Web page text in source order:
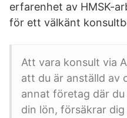
erfarenhet av HMSK-
för ett välkänt
Att vara konsult via
att du är anställd av
annat företag där
din lön, försäkrar